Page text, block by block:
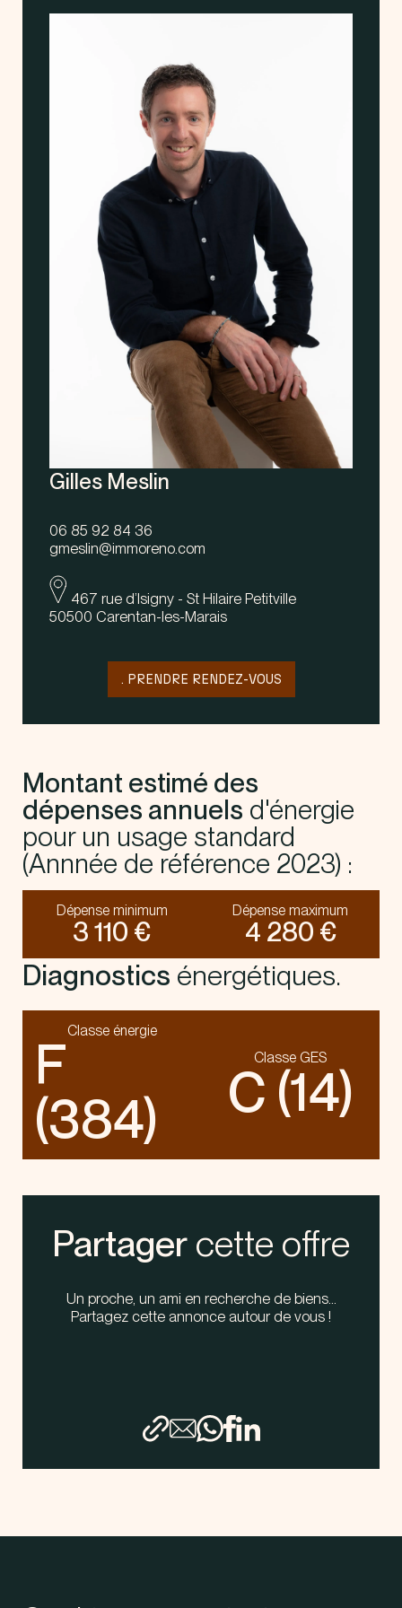
Gilles Meslin
06 85 92 84 36
gmeslin@immoreno.com
467 rue d’Isigny - St Hilaire Petitville
50500 Carentan-les-Marais
. PRENDRE RENDEZ-VOUS
Montant estimé des
dépenses annuels d'énergie
pour un usage standard
(Annnée de référence 2023) :
Dépense minimum
3 110 €
Dépense maximum
4 280 €
Diagnostics énergétiques.
Classe énergie
F
(384)
Classe GES
C (14)
Partager cette offre
Un proche, un ami en recherche de biens…
Partagez cette annonce autour de vous !